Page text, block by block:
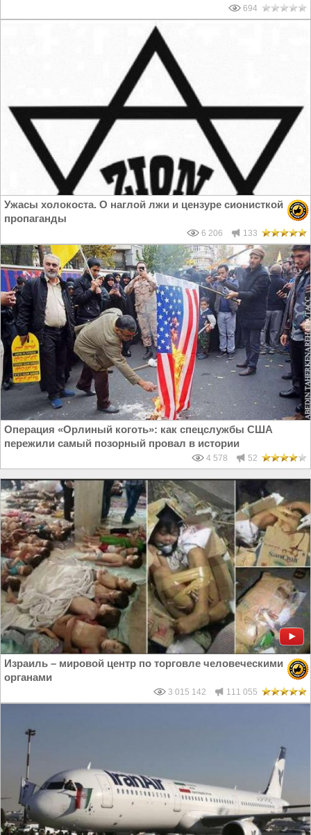
694
Ужасы холокоста. О наглой лжи и цензуре сионисткой
пропаганды
6 206 133
Операция «Орлиный коготь»: как спецслужбы США
пережили самый позорный провал в истории
4 578 52
Израиль – мировой центр по торговле человеческими
органами
3 015 142 111 055